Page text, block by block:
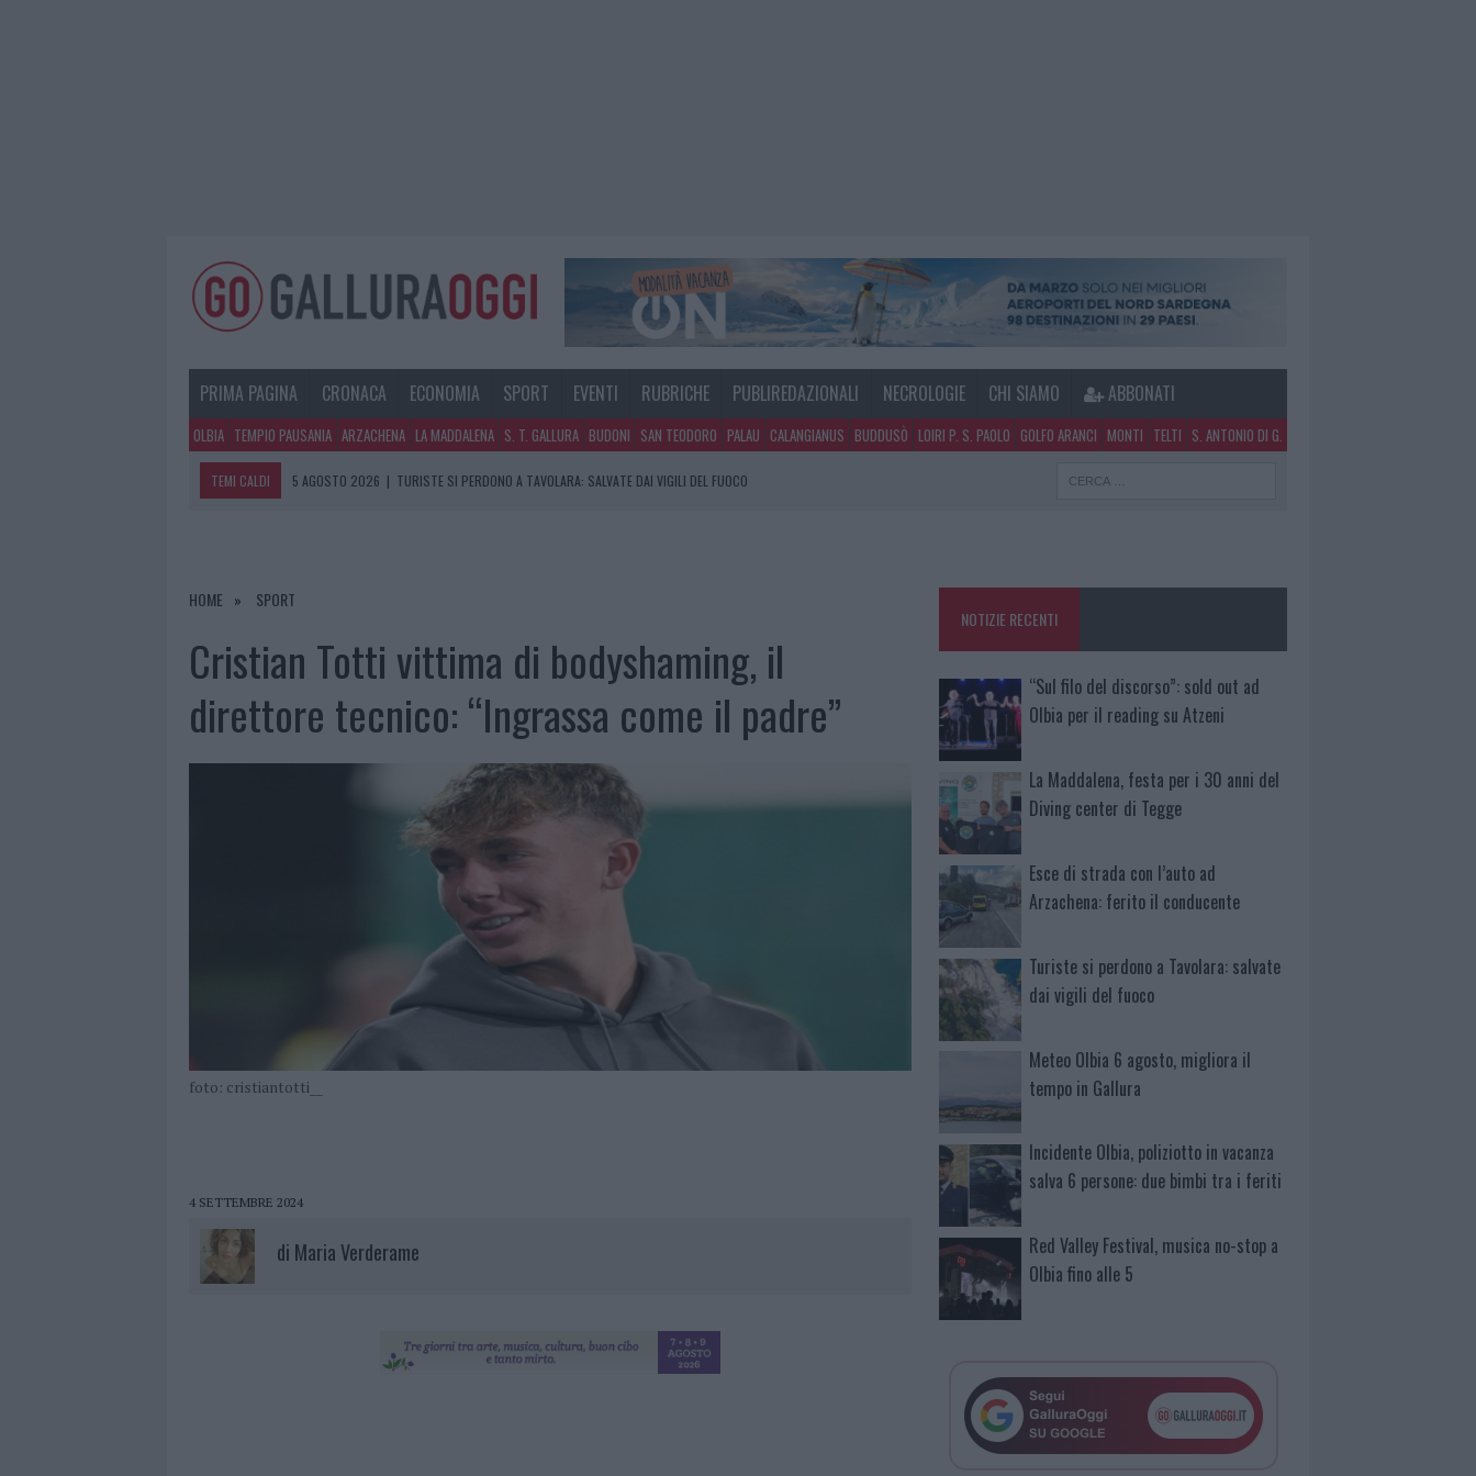
PRIMA PAGINA CRONACA ECONOMIA SPORT EVENTI RUBRICHE PUBLIREDAZIONALI NECROLOGIE CHI SIAMO ABBONATI
OLBIA TEMPIO PAUSANIA ARZACHENA LA MADDALENA S. T. GALLURA BUDONI SAN TEODORO PALAU CALANGIANUS BUDDUSÒ LOIRI P. S. PAOLO GOLFO ARANCI MONTI TELTI S. ANTONIO DI G.
TEMI CALDI 5 AGOSTO 2026 | TURISTE SI PERDONO A TAVOLARA: SALVATE DAI VIGILI DEL FUOCO
5 AGOSTO 2026
HOME SPORT
Cristian Totti vittima di bodyshaming, il
direttore tecnico: “Ingrassa come il padre”
foto: cristiantotti__
4 SETTEMBRE 2024
di Maria Verderame
NOTIZIE RECENTI
“Sul filo del discorso”: sold out ad
Olbia per il reading su Atzeni
La Maddalena, festa per i 30 anni del
Diving center di Tegge
Esce di strada con l’auto ad
Arzachena: ferito il conducente
Turiste si perdono a Tavolara: salvate
dai vigili del fuoco
Meteo Olbia 6 agosto, migliora il
tempo in Gallura
Incidente Olbia, poliziotto in vacanza
salva 6 persone: due bimbi tra i feriti
Red Valley Festival, musica no-stop a
Olbia fino alle 5